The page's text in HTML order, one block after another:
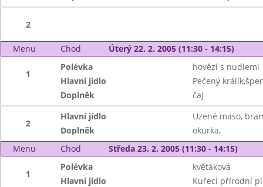
2
Menu Chod Úterý 22. 2. 2005 (11:30 - 14:15)
1
Polévka
hovězí s nudlemi
Hlavní jídlo
Pečený
Doplněk
čaj
2
Hlavní jídlo
Uzené maso,
Doplněk
okurka,
Menu
Chod Středa 23. 2. 2005 (11:30 - 14:15)
1
Polévka
květáková
Hlavní jídlo
Kuřecí přírodní